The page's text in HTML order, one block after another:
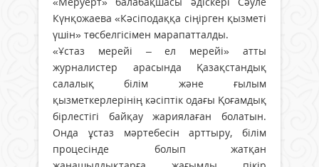
Күнқожаева «Кәсіподаққа сіңірген қызметі
үшін» төсбелгісімен марапатталды.
«Ұстаз мерейі – ел мерейі» атты
журналистер арасында Қазақстандық
салалық білім және ғылым
қызметкерлерінің кәсіптік одағы Қоғамдық
бірлестігі байқау жариялаған болатын.
Онда ұстаз мәртебесін арттыру, білім
процесінде болып жатқан